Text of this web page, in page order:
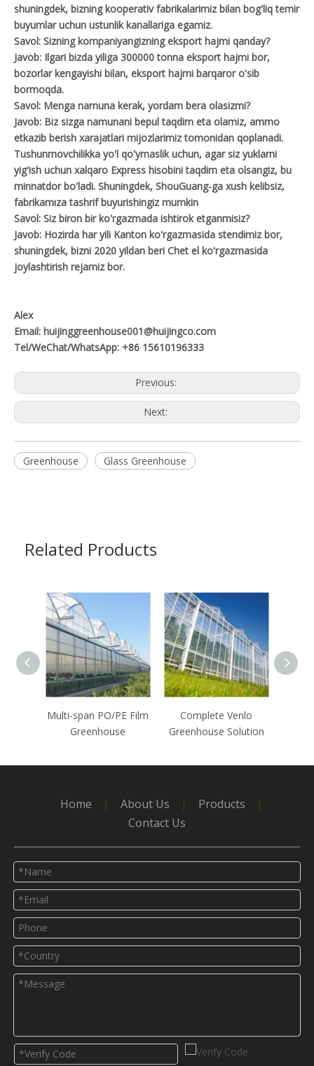
shuningdek, bizning kooperativ fabrikalarimiz bilan bog'liq temir
buyumlar uchun ustunlik kanallariga egamiz.
Savol: Sizning kompaniyangizning eksport hajmi qanday?
Javob: Ilgari bizda yiliga 300000 tonna eksport hajmi bor,
bozorlar kengayishi bilan, eksport hajmi barqaror o'sib
bormoqda.
Savol: Menga namuna kerak, yordam bera olasizmi?
Javob: Biz sizga namunani bepul taqdim eta olamiz, ammo
etkazib berish xarajatlari mijozlarimiz tomonidan qoplanadi.
Tushunmovchilikka yo'l qo'ymaslik uchun, agar siz yuklarni
yig'ish uchun xalqaro Express hisobini taqdim eta olsangiz, bu
minnatdor bo'ladi. Shuningdek, ShouGuang-ga xush kelibsiz,
fabrikamıza tashrif buyurishingiz mumkin
Savol: Siz biron bir ko'rgazmada ishtirok etganmisiz?
Javob: Hozirda har yili Kanton ko'rgazmasida stendimiz bor,
shuningdek, bizni 2020 yildan beri Chet el ko'rgazmasida
joylashtirish rejamiz bor.
Alex
Email: huijinggreenhouse001@huijingco.com
Tel/WeChat/WhatsApp: +86 15610196333
Previous:
Next:
Greenhouse Glass Greenhouse
Related Products
Multi-span PO/PE Film
Greenhouse
Complete Venlo
Greenhouse Solution
Home | About Us | Products
|
Contact Us